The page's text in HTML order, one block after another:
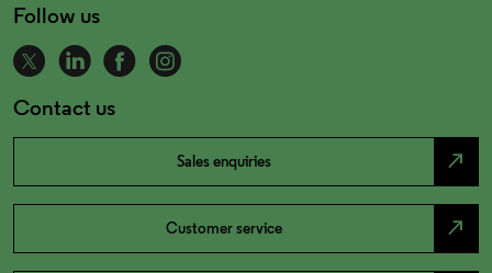
Follow us
Contact us
Sales enquiries north_east
Customer service north_east